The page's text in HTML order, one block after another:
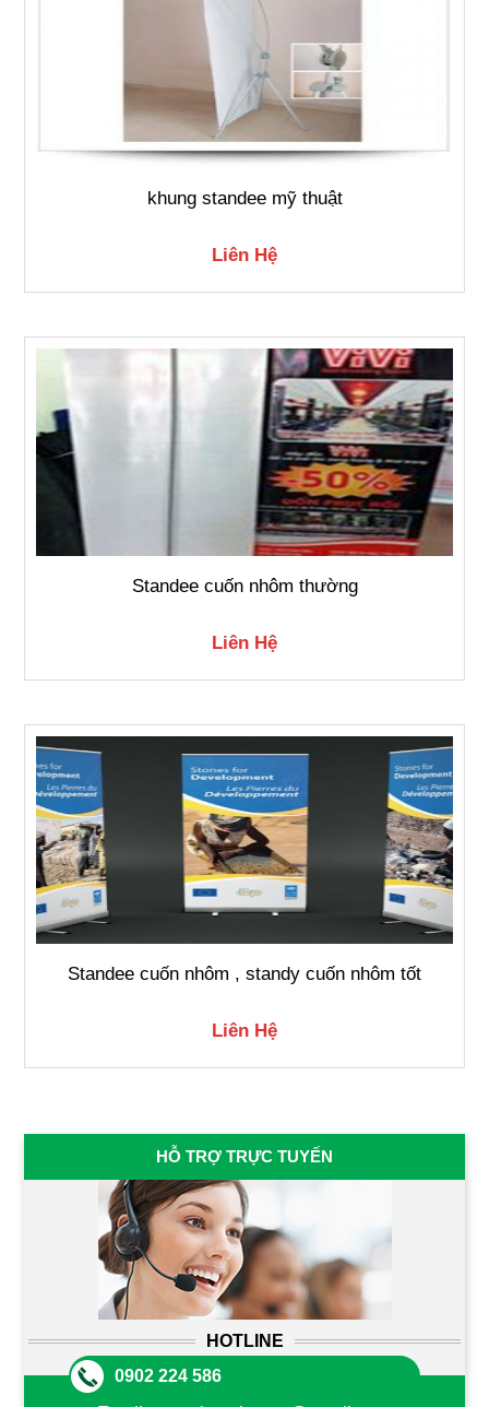
khung standee mỹ thuật
Liên Hệ
Standee cuốn nhôm thường
Liên Hệ
Standee cuốn nhôm , standy cuốn nhôm tốt
Liên Hệ
HỖ TRỢ TRỰC TUYẾN
HOTLINE
0902 224 586